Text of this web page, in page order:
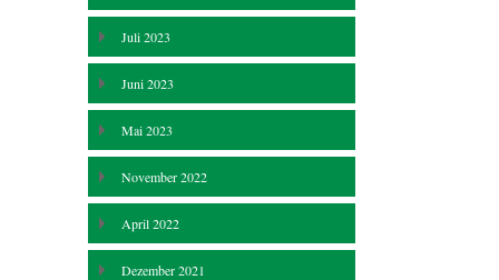
Juli 2023
Juni 2023
Mai 2023
November 2022
April 2022
Dezember 2021